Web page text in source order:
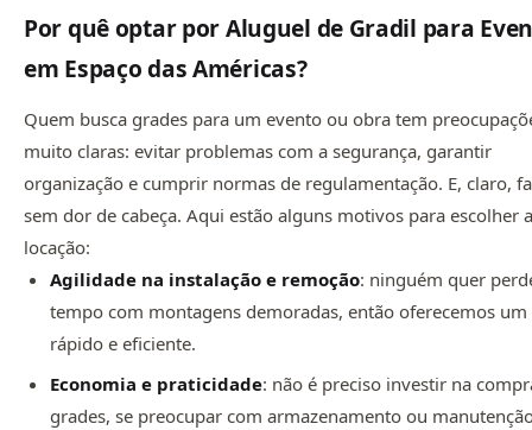
Por quê optar por Aluguel de Gradil para
em Espaço das Américas?
Quem busca grades para um evento ou obra tem
muito claras: evitar problemas com a segurança, garantir
organização e cumprir normas de regulamentação. E, claro,
sem dor de cabeça. Aqui estão alguns motivos para escolher a
locação:
Agilidade na instalação e remoção: ninguém quer
tempo com montagens demoradas, então oferecemos um
rápido e eficiente.
Economia e praticidade: não é preciso investir na
grades, se preocupar com armazenamento ou